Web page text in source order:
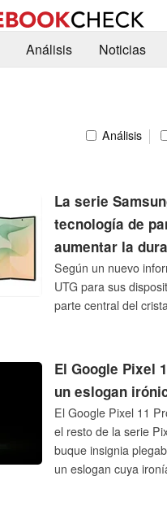
Análisis Noticias
Análisis
La serie
tecnología de
aumentar la
Según un nuevo
UTG para sus
parte central del
El Google Pixel
un eslogan
El Google Pixel 11
el resto de la serie
buque insignia
un eslogan cuya